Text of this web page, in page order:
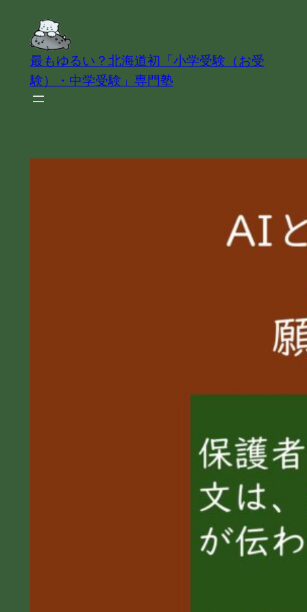
最もゆるい？北海道初「小学受験（お受
験）・中学受験」専門塾